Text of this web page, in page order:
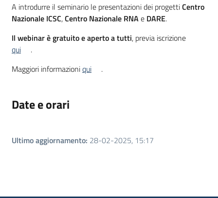
A introdurre il seminario le presentazioni dei progettiCentro
Nazionale ICSC,Centro Nazionale RNAe DARE.
Il webinar è gratuito e aperto a tutti, previa iscrizione
qui
.
Maggiori informazioniqui .
Date e orari
Ultimo aggiornamento: 28-02-2025, 15:17